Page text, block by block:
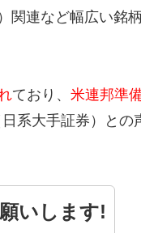
関連など幅広い銘
ており、 米連邦準
日系大手証券）との
いします!